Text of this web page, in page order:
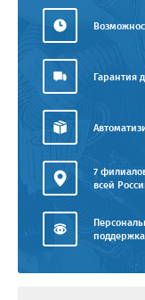
Гарантия
7
всей
поддержка